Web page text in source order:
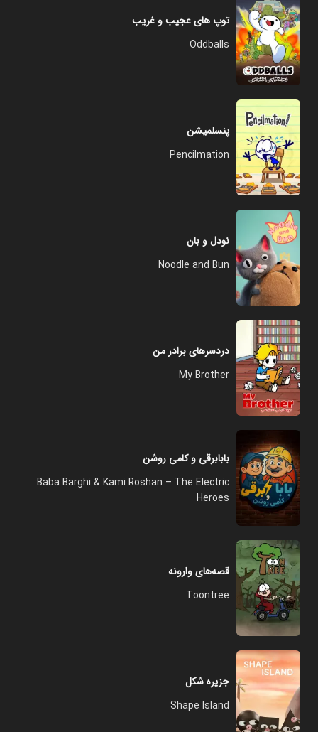
توپ های عجیب و غریب
Oddballs
پنسلمیشن
Pencilmation
نودل و بان
Noodle and Bun
دردسرهای برادر من
My Brother
بابابرقی و کامی روشن
Baba Barghi & Kami Roshan – The Electric
Heroes
قصه‌های وارونه
Toontree
جزیره شکل
Shape Island